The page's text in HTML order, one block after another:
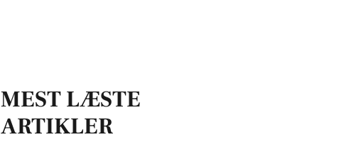
MEST LÆSTE
ARTIKLER